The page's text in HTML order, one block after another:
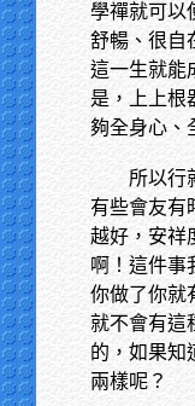
學禪就可以
舒暢、很自
這一生就能
是，上上根
夠全身心、
所以行
有些會友有
越好，安祥
啊！這件事
你做了你就
就不會有這
的，如果知
兩樣呢？